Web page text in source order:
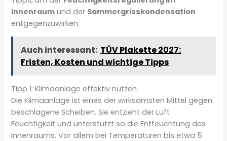
Innenraum und der Sommergrisskondensation
entgegenzuwirken:
Auch interessant: TÜV Plakette 2027:
Fristen, Kosten und wichtige Tipps
Tipp 1: Klimaanlage effektiv nutzen
Die Klimaanlage ist eines der wirksamsten Mittel gegen
beschlagene Scheiben. Sie entzieht der Luft
Feuchtigkeit und unterstützt so die Entfeuchtung des
Innenraums. Vor allem bei Temperaturen bis etwa 5